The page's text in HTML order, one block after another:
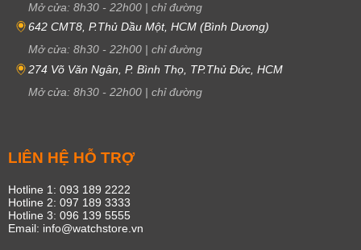
Mở cửa: 8h30 - 22h00 | chỉ đường
642 CMT8, P.Thủ Dầu Một, HCM (Bình Dương)
Mở cửa: 8h30 - 22h00 | chỉ đường
274 Võ Văn Ngân, P. Bình Thọ, TP.Thủ Đức, HCM
Mở cửa: 8h30 - 22h00 | chỉ đường
LIÊN HỆ HỖ TRỢ
Hotline 1: 093 189 2222
Hotline 2: 097 189 3333
Hotline 3: 096 139 5555
Email: info@watchstore.vn